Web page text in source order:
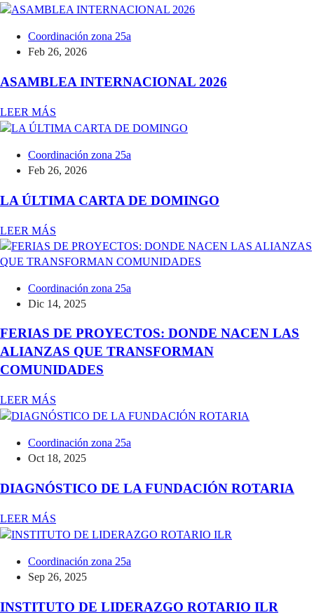
Coordinación zona 25a
Feb 26, 2026
ASAMBLEA INTERNACIONAL 2026
LEER MÁS
Coordinación zona 25a
Feb 26, 2026
LA ÚLTIMA CARTA DE DOMINGO
LEER MÁS
Coordinación zona 25a
Dic 14, 2025
FERIAS DE PROYECTOS: DONDE NACEN LAS
ALIANZAS QUE TRANSFORMAN
COMUNIDADES
LEER MÁS
Coordinación zona 25a
Oct 18, 2025
DIAGNÓSTICO DE LA FUNDACIÓN ROTARIA
LEER MÁS
Coordinación zona 25a
Sep 26, 2025
INSTITUTO DE LIDERAZGO ROTARIO ILR